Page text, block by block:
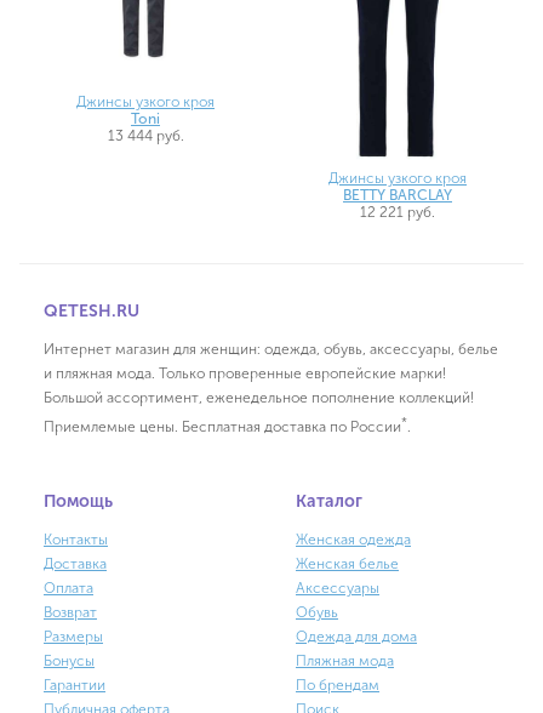
Джинсы узкого кроя
Toni
13 444 руб.
Джинсы узкого кроя
BETTY BARCLAY
12 221 руб.
QETESH.RU
Интернет магазин для женщин: одежда, обувь, аксессуары, белье
и пляжная мода. Только проверенные европейские марки!
Большой ассортимент, еженедельное пополнение коллекций!
Приемлемые цены. Бесплатная доставка по России*
Помощь
Контакты
Доставка
Оплата
Возврат
Размеры
Бонусы
Гарантии
Публичная оферта
Каталог
Женская одежда
Женская белье
Аксессуары
Обувь
Одежда для дома
Пляжная мода
По брендам
Поиск